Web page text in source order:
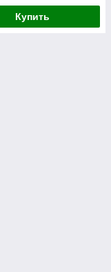
Купить